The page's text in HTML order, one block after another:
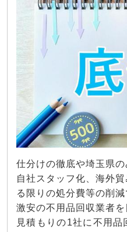
仕分けの徹底や埼玉県
自社スタッフ化、海外
る限りの処分費等の削
激安の不用品回収業者
見積もりの1社に不用品